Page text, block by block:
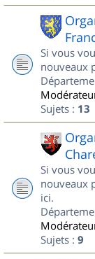
Si vous
nouveaux
Sujets : 13
Si vous
nouveaux
ici.
Sujets : 9